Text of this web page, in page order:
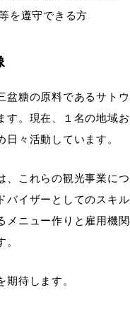
を遵守できる方
盆糖の原料であるサト
す。現在、１名の地域
々活動しています。
、これらの観光事業に
バイザーとしてのスキ
メニュー作りと雇用機
期待します。